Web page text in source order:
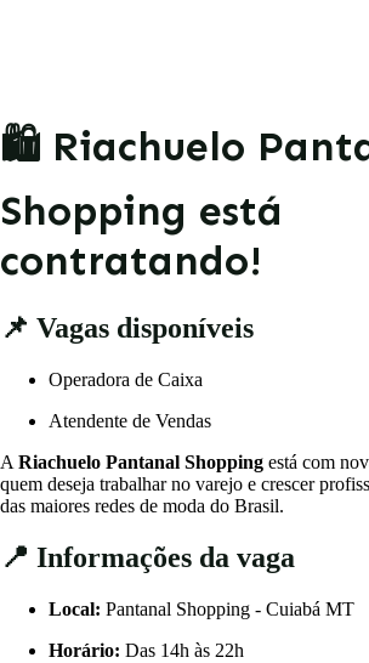
🛍️ Riachuelo
Shopping está
contratando!
📌 Vagas disponíveis
Operadora de Caixa
Atendente de Vendas
A Riachuelo Pantanal Shopping está com
quem deseja trabalhar no varejo e crescer
das maiores redes de moda do Brasil.
📍 Informações da vaga
Local: Pantanal Shopping - Cuiabá MT
Horário: Das 14h às 22h